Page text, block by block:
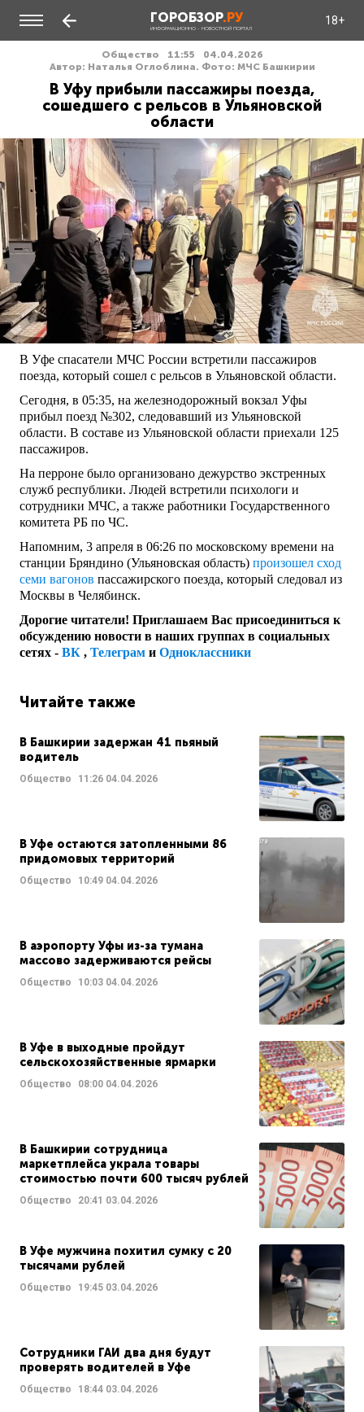
ГОРОБЗОР.РУ
ИНФОРМАЦИОННО - НОВОСТНОЙ ПОРТАЛ
18+
Общество 11:55
04.04.2026
Автор: Наталья Оглоблина. Фото: МЧС Башкирии
В Уфу прибыли пассажиры поезда,
сошедшего с рельсов в Ульяновской
области
В Уфе спасатели МЧС России встретили пассажиров
поезда, который сошел с рельсов в Ульяновской области.
Сегодня, в 05:35, на железнодорожный вокзал Уфы
прибыл поезд №302, следовавший из Ульяновской
области. В составе из Ульяновской области приехали 125
пассажиров.
На перроне было организовано дежурство экстренных
служб республики. Людей встретили психологи и
сотрудники МЧС, а также работники Государственного
комитета РБ по ЧС.
Напомним, 3 апреля в 06:26 по московскому времени на
станции Бряндино (Ульяновская область) произошел сход
семи вагонов пассажирского поезда, который следовал из
Москвы в Челябинск.
Дорогие читатели! Приглашаем Вас присоединиться к
обсуждению новости в наших группах в социальных
сетях - ВК , Телеграм и Одноклассники
Читайте также
В Башкирии задержан 41 пьяный
водитель
Общество 11:26 04.04.2026
В Уфе остаются затопленными 86
придомовых территорий
Общество 10:49 04.04.2026
В аэропорту Уфы из-за тумана
массово задерживаются рейсы
Общество 10:03 04.04.2026
В Уфе в выходные пройдут
сельскохозяйственные ярмарки
Общество 08:00 04.04.2026
В Башкирии сотрудница
маркетплейса украла товары
стоимостью почти 600 тысяч рублей
Общество 20:41 03.04.2026
В Уфе мужчина похитил сумку с 20
тысячами рублей
Общество 19:45 03.04.2026
Сотрудники ГАИ два дня будут
проверять водителей в Уфе
Общество 18:44 03.04.2026